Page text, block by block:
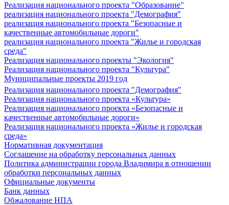
Реализация национального проекта "Образование"
реализация национального проекта "Демография"
реализация национального проекта "Безопасные и
качественные автомобильные дороги"
реализация национального проекта "Жилье и городская
среда"
Реализация национального проекты "Экология"
Реализация национального проекта "Культура"
Муниципальные проекты 2019 год
Реализация национального проекта "Демография"
Реализация национального проекта «Культура»
Реализация национального проекта «Безопасные и
качественные автомобильные дороги»
Реализация национального проекта «Жилье и городская
среда»
Нормативная документация
Соглашение на обработку персональных данных
Политика администрации города Владимира в отношении
обработки персональных данных
Официальные документы
Банк данных
Обжалование НПА